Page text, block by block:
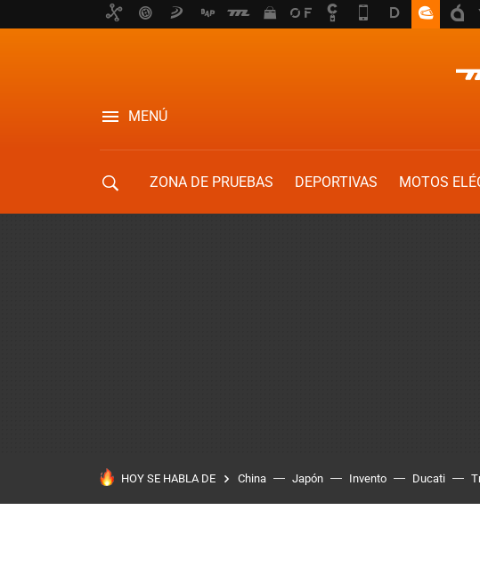
MENÚ
ZONA DE PRUEBAS DEPORTIVAS MOTOS
HOY SE HABLA DE China Japón Invento Ducati